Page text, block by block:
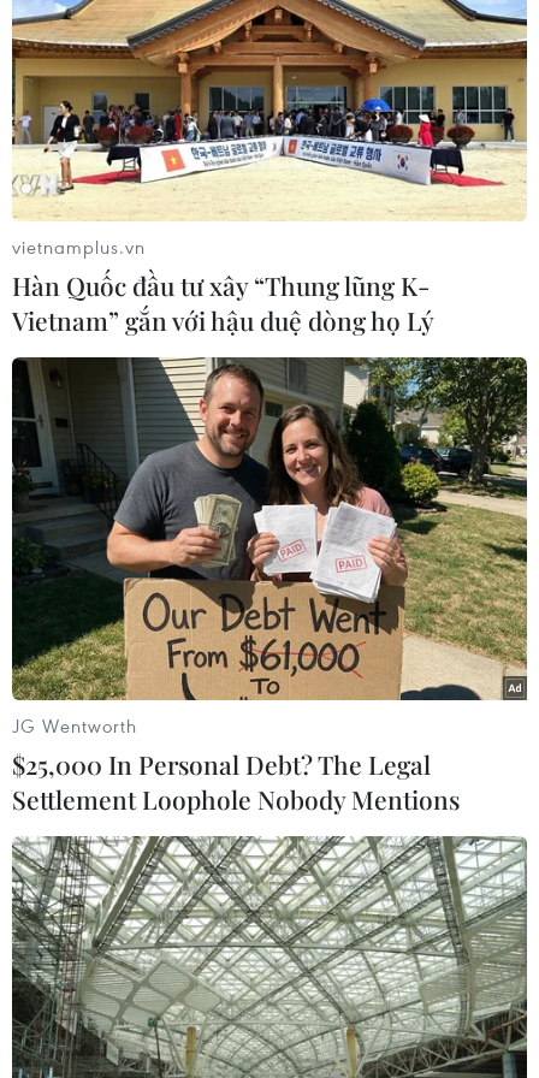
Saudi Aramco nêu thời hạn khôi phục
hoàn toàn sản xuất sau vụ tấn công
21/09/2019 15:05
Các vụ tấn công nhắm vào hai cơ sở lọc dầu của Saudi
Aramco là Abqaiq và Khurais đã gây tổn thất to lớn,
làm giảm 50% sản lượng dầu (tương đương 5,7 triệu
thùng dầu/ngày) của Saudi Arabia.
vietnamplus.vn
Hàn Quốc đầu tư xây “Thung lũng K-
Vietnam” gắn với hậu duệ dòng họ Lý
JG Wentworth
$25,000 In Personal Debt? The Legal
Settlement Loophole Nobody Mentions